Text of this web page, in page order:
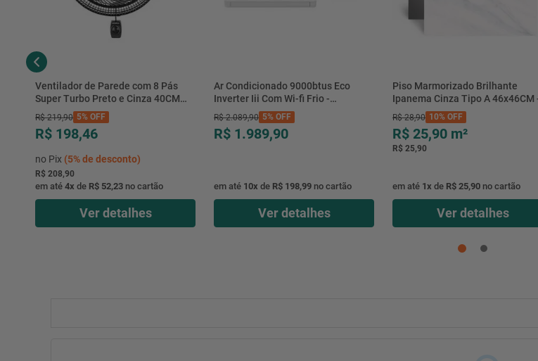
Ventilador de Parede com 8 Pás
Super Turbo Preto e Cinza 40CM
220V 140W - VTX-40P-8P - Mondial
R$ 219,90 5% OFF
R$ 198,46
no Pix (5%de desconto)
R$ 208,90
em até 4x de R$ 52,23 no cartão
Ver detalhes
Ar Condicionado 9000btus Eco
Inverter Iii Com Wi-fi Frio -
Hjfe09c2cg|hjfi09c2wg - Elgin
R$ 2.089,90 5% OFF
R$ 1.989,90
em até 10x de R$ 198,99 no cartão
Ver detalhes
Piso Marmorizado Brilhante
Ipanema Cinza Tipo A 46x46CM
01.012771 - Cerbras
R$ 28,90 10% OFF
R$ 25,90 m²
R$ 25,90
em até 1x de R$ 25,90 no cartão
Ver detalhes